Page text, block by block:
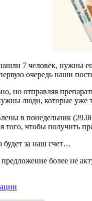
7 человек, нужны
очередь наши
но отправляя
люди, которые уже
в понедельник
того, чтобы получить
будет за наш счет…
более не